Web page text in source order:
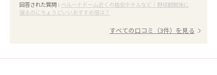
回答された質問 : ベルーナドーム近くの格安ホテルなど｜野球観戦後に
寝るのにちょうどいいおすすめ宿は？
すべての口コミ（3件）を見る